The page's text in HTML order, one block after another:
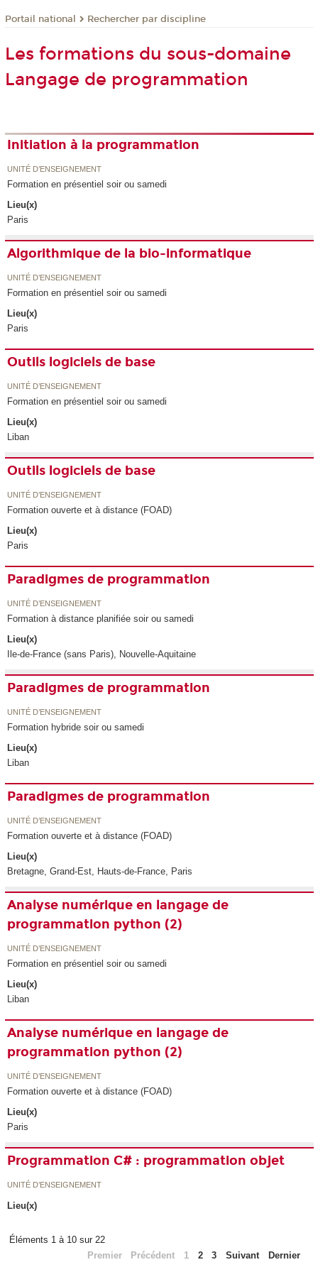
Portail national Rechercher par discipline
Les formations du sous-domaine
Langage de programmation
Initiation à la programmation
UNITÉ D’ENSEIGNEMENT
Formation en présentiel soir ou samedi
Lieu(x)
Paris
Algorithmique de la bio-informatique
UNITÉ D’ENSEIGNEMENT
Formation en présentiel soir ou samedi
Lieu(x)
Paris
Outils logiciels de base
UNITÉ D’ENSEIGNEMENT
Formation en présentiel soir ou samedi
Lieu(x)
Liban
Outils logiciels de base
UNITÉ D’ENSEIGNEMENT
Formation ouverte et à distance (FOAD)
Lieu(x)
Paris
Paradigmes de programmation
UNITÉ D’ENSEIGNEMENT
Formation à distance planifiée soir ou samedi
Lieu(x)
Ile-de-France (sans Paris), Nouvelle-Aquitaine
Paradigmes de programmation
UNITÉ D’ENSEIGNEMENT
Formation hybride soir ou samedi
Lieu(x)
Liban
Paradigmes de programmation
UNITÉ D’ENSEIGNEMENT
Formation ouverte et à distance (FOAD)
Lieu(x)
Bretagne, Grand-Est, Hauts-de-France, Paris
Analyse numérique en langage de
programmation python (2)
UNITÉ D’ENSEIGNEMENT
Formation en présentiel soir ou samedi
Lieu(x)
Liban
Analyse numérique en langage de
programmation python (2)
UNITÉ D’ENSEIGNEMENT
Formation ouverte et à distance (FOAD)
Lieu(x)
Paris
Programmation C# : programmation objet
UNITÉ D’ENSEIGNEMENT
Lieu(x)
Éléments 1 à 10 sur 22
Premier
Précédent 1 2 3 Suivant Dernier